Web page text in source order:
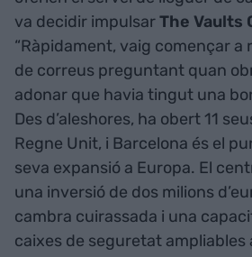
va decidir impulsarThe Vaults
“Ràpidament, vaig començar a
de correus preguntant quan
adonar que havia tingut una
Des d’aleshores, ha obert 11
Regne Unit, i Barcelona és el
seva expansió a Europa. El
una inversió de dos milions
cambra cuirassada i una
caixes de seguretat ampliables